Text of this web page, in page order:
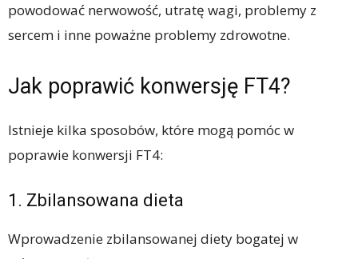
powodować nerwowość, utratę wagi, problemy z
sercem i inne poważne problemy zdrowotne.
Jak poprawić konwersję FT4?
Istnieje kilka sposobów, które mogą pomóc w
poprawie konwersji FT4:
1. Zbilansowana dieta
Wprowadzenie zbilansowanej diety bogatej w